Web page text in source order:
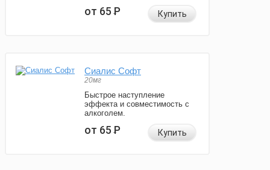
от 65Р Купить
Сиалис Софт
20мг
Быстрое наступление
эффекта и совместимость с
алкоголем.
от 65Р Купить